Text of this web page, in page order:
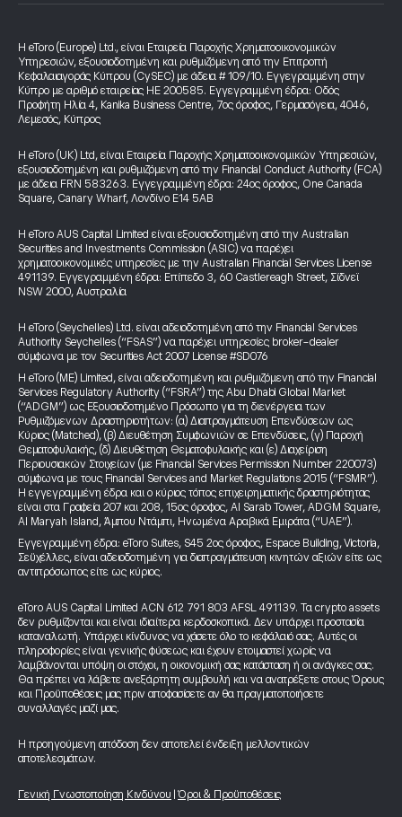
Η eToro (Europe) Ltd., είναι Εταιρεία Παροχής Χρηματοοικονομικών
Υπηρεσιών, εξουσιοδοτημένη και ρυθμιζόμενη από την Επιτροπή
Κεφαλαιαγοράς Κύπρου (CySEC) με άδεια # 109/10. Εγγεγραμμένη στην
Κύπρο με αριθμό εταιρείας HE 200585. Εγγεγραμμένη έδρα: Οδός
Προφήτη Ηλία 4, Kanika Business Centre, 7ος όροφος, Γερμασόγεια, 4046,
Λεμεσός, Κύπρος
Η eToro (UK) Ltd, είναι Εταιρεία Παροχής Χρηματοοικονομικών Υπηρεσιών,
εξουσιοδοτημένη και ρυθμιζόμενη από την Financial Conduct Authority (FCA)
με άδεια FRN 583263. Εγγεγραμμένη έδρα: 24ος όροφος, One Canada
Square, Canary Wharf, Λονδίνο E14 5AB
Η eToro AUS Capital Limited είναι εξουσιοδοτημένη από την Australian
Securities and Investments Commission (ASIC) να παρέχει
χρηματοοικονομικές υπηρεσίες με την Australian Financial Services License
491139. Εγγεγραμμένη έδρα: Επίπεδο 3, 60 Castlereagh Street, Σίδνεϊ
NSW 2000, Αυστραλία
Η eToro (Seychelles) Ltd. είναι αδειοδοτημένη από την Financial Services
Authority Seychelles (“FSAS”) να παρέχει υπηρεσίες broker-dealer
σύμφωνα με τον Securities Act 2007 License #SD076
Η eToro (ME) Limited, είναι αδειοδοτημένη και ρυθμιζόμενη από την Financial
Services Regulatory Authority (“FSRA”) της Abu Dhabi Global Market
(“ADGM”) ως Εξουσιοδοτημένο Πρόσωπο για τη διενέργεια των
Ρυθμιζόμενων Δραστηριοτήτων: (α) Διαπραγμάτευση Επενδύσεων ως
Κύριος (Matched), (β) Διευθέτηση Συμφωνιών σε Επενδύσεις, (γ) Παροχή
Θεματοφυλακής, (δ) Διευθέτηση Θεματοφυλακής και (ε) Διαχείριση
Περιουσιακών Στοιχείων (με Financial Services Permission Number 220073)
σύμφωνα με τους Financial Services and Market Regulations 2015 (“FSMR”).
Η εγγεγραμμένη έδρα και ο κύριος τόπος επιχειρηματικής δραστηριότητας
είναι στα Γραφεία 207 και 208, 15ος όροφος, Al Sarab Tower, ADGM Square,
Al Maryah Island, Άμπου Ντάμπι, Ηνωμένα Αραβικά Εμιράτα (“UAE”).
Εγγεγραμμένη έδρα: eToro Suites, S45 2ος όροφος, Espace Building, Victoria,
Σεϋχέλλες, είναι αδειοδοτημένη για διαπραγμάτευση κινητών αξιών είτε ως
αντιπρόσωπος είτε ως κύριος.
eToro AUS Capital Limited ACN 612 791 803 AFSL 491139. Τα crypto assets
δεν ρυθμίζονται και είναι ιδιαίτερα κερδοσκοπικά. Δεν υπάρχει προστασία
καταναλωτή. Υπάρχει κίνδυνος να χάσετε όλο το κεφάλαιό σας. Αυτές οι
πληροφορίες είναι γενικής φύσεως και έχουν ετοιμαστεί χωρίς να
λαμβάνονται υπόψη οι στόχοι, η οικονομική σας κατάσταση ή οι ανάγκες σας.
Θα πρέπει να λάβετε ανεξάρτητη συμβουλή και να ανατρέξετε στους Όρους
και Προϋποθέσεις μας πριν αποφασίσετε αν θα πραγματοποιήσετε
συναλλαγές μαζί μας.
Η προηγούμενη απόδοση δεν αποτελεί ένδειξη μελλοντικών
αποτελεσμάτων.
Γενική Γνωστοποίηση Κινδύνου Όροι & Προϋποθέσεις